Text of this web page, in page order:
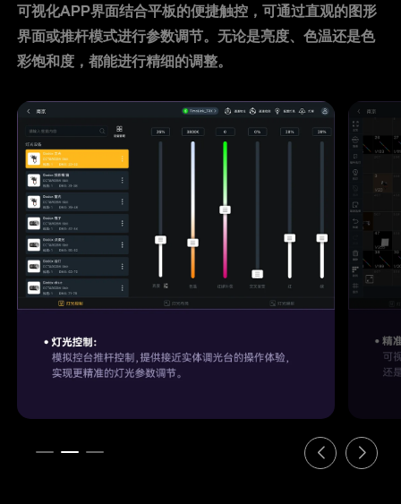
可视化APP界面结合平板的便捷触控，可通过直观的图形
界面或推杆模式进行参数调节。无论是亮度、色温还是色
彩饱和度，都能进行精细的调整。